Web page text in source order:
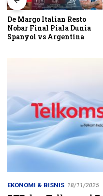
De Margo Italian Resto
Nobar Final Piala Dunia
Spanyol vs Argentina
EKONOMI & BISNIS 18/11/2025